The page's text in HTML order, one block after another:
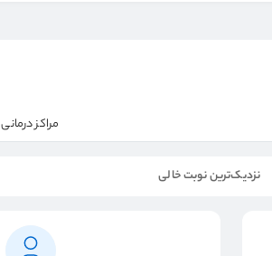
مراکز درمانی
نزدیک‌ترین نوبت خالی